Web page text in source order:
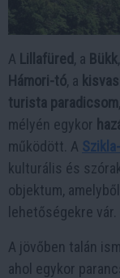
A Lillafüred, a Bükk,
Hámori-tó, a
turista paradicsom
mélyén egykor
működött. A
kulturális és
objektum,
lehetőségekre vár.
A jövőben talán
ahol egykor